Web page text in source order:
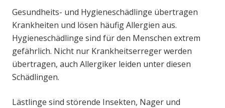
Gesundheits- und Hygieneschädlinge übertragen
Krankheiten und lösen häufig Allergien aus.
Hygieneschädlinge sind für den Menschen extrem
gefährlich. Nicht nur Krankheitserreger werden
übertragen, auch Allergiker leiden unter diesen
Schädlingen.
Lästlinge sind störende Insekten, Nager und